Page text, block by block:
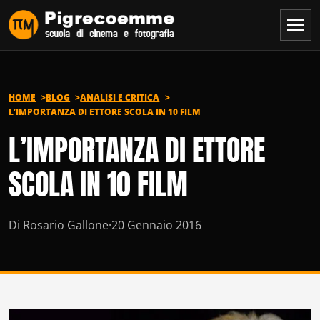
Vai al contenuto
HOME BLOG
ANALISI E CRITICA
L’IMPORTANZA DI ETTORE SCOLA IN 10 FILM
L’IMPORTANZA DI ETTORE
SCOLA IN 10 FILM
Di Rosario Gallone·20 Gennaio 2016